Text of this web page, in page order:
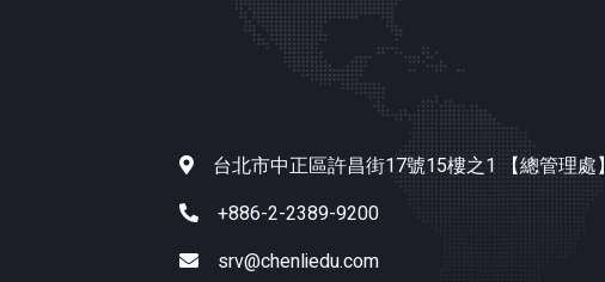
台北市中正區許昌街17號15樓之1 【總管理處】
+886-2-2389-9200
srv@chenliedu.com